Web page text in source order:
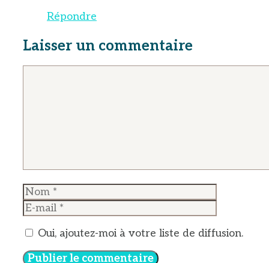
Répondre
Laisser un commentaire
Nom
mail
Oui, ajoutez-moi à votre liste de diffusion.